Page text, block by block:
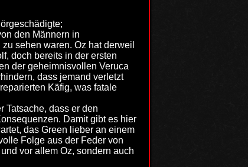
den Männern in
sehen waren. Oz hat derweil
doch bereits in der ersten
der geheimnisvollen Veruca
dass jemand verletzt
Käfig, was fatale
Tatsache, dass er den
Damit gibt es hier
das Green lieber an einem
Folge aus der Feder von
vor allem Oz, sondern auch